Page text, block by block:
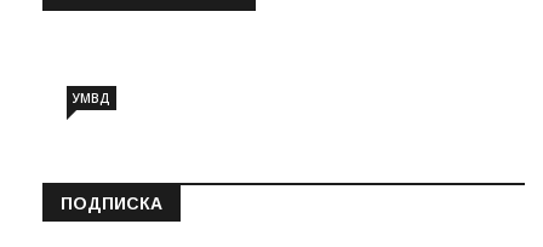
УМВД
ПОДПИСКА